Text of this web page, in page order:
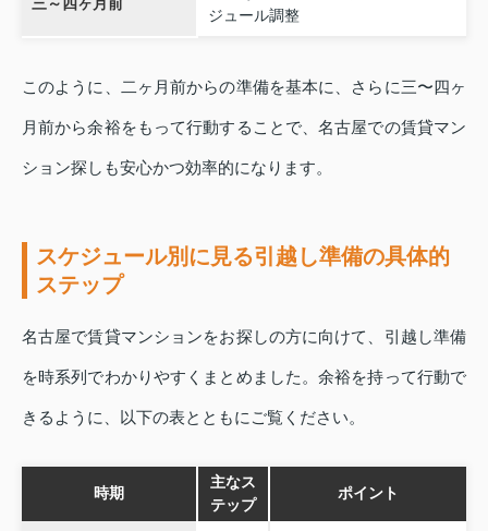
ジュール調整
このように、二ヶ月前からの準備を基本に、さらに三〜四ヶ
月前から余裕をもって行動することで、名古屋での賃貸マン
ション探しも安心かつ効率的になります。
スケジュール別に見る引越し準備の具体的
ステップ
名古屋で賃貸マンションをお探しの方に向けて、引越し準備
を時系列でわかりやすくまとめました。余裕を持って行動で
きるように、以下の表とともにご覧ください。
時期
主なス
テップ
ポイント